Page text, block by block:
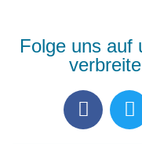
Folge uns auf